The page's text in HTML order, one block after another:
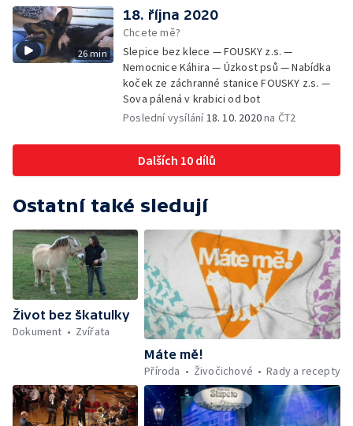
26 min
18. října 2020
Chcete mě?
Slepice bez klece — FOUSKY z.s. —
Nemocnice Káhira — Úzkost psů — Nabídka
koček ze záchranné stanice FOUSKY z.s. —
Sova pálená v krabici od bot
Poslední vysílání 18. 10. 2020na ČT2
Dalších 10 dílů
Ostatní také sledují
Život bez škatulky
Dokument
Zvířata
Máte mě!
Příroda
Živočichové Rady a recepty